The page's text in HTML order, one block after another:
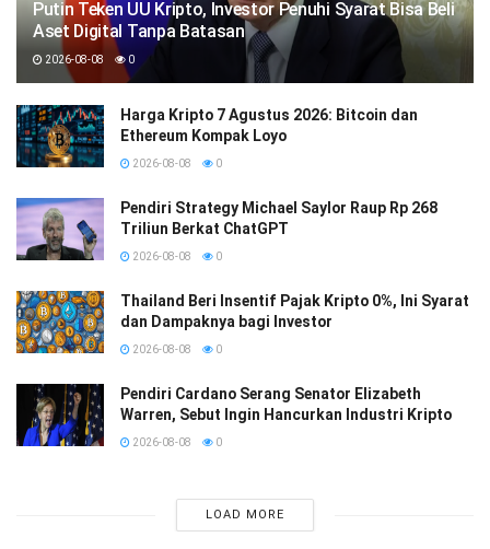
Putin Teken UU Kripto, Investor Penuhi Syarat Bisa Beli
Aset Digital Tanpa Batasan
2026-08-08 0
Harga Kripto 7 Agustus 2026: Bitcoin dan
Ethereum Kompak Loyo
2026-08-08 0
Pendiri Strategy Michael Saylor Raup Rp 268
Triliun Berkat ChatGPT
2026-08-08 0
Thailand Beri Insentif Pajak Kripto 0%, Ini Syarat
dan Dampaknya bagi Investor
2026-08-08 0
Pendiri Cardano Serang Senator Elizabeth
Warren, Sebut Ingin Hancurkan Industri Kripto
2026-08-08 0
LOAD MORE